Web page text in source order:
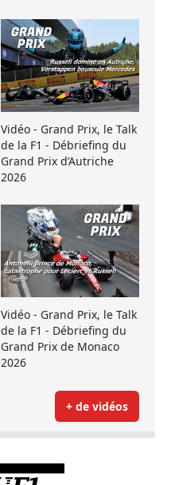
Vidéo - Grand Prix, le Talk
de la F1 - Débriefing du
Grand Prix d’Autriche
2026
Vidéo - Grand Prix, le Talk
de la F1 - Débriefing du
Grand Prix de Monaco
2026
+ de vidéos